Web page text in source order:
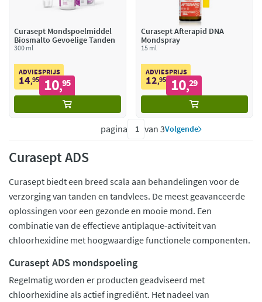
Curasept Mondspoelmiddel
Biosmalto Gevoelige Tanden
300 ml
ADVIESPRIJS
14,95 10,95
Curasept Afterapid DNA
Mondspray
15 ml
ADVIESPRIJS
12,95 10,29
pagina van 3Volgende
Curasept ADS
Curasept biedt een breed scala aan behandelingen voor de
verzorging van tanden en tandvlees. De meest geavanceerde
oplossingen voor een gezonde en mooie mond. Een
combinatie van de effectieve antiplaque-activiteit van
chloorhexidine met hoogwaardige functionele componenten.
Curasept ADS mondspoeling
Regelmatig worden er producten geadviseerd met
chloorhexidine als actief ingrediënt. Het nadeel van